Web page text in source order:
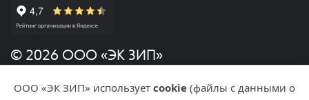
© 2026 ООО «ЭК ЗИП»
Политика конфиденциальности
ООО «ЭК ЗИП» использует cookie (файлы с данными о